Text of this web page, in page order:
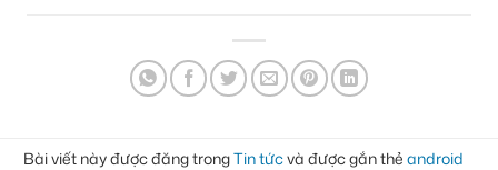
Bài viết này được đăng trongTin tứcvà được gắn thẻ android